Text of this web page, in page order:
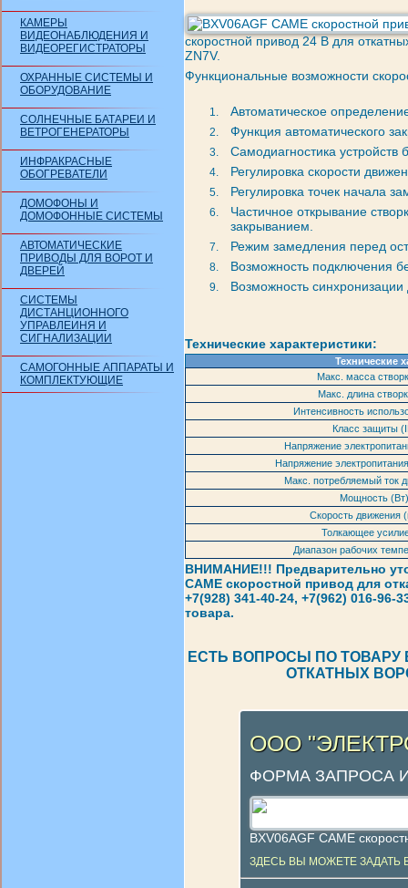
КАМЕРЫ
ВИДЕОНАБЛЮДЕНИЯ И
ВИДЕОРЕГИСТРАТОРЫ
ОХРАННЫЕ СИСТЕМЫ И
ОБОРУДОВАНИЕ
СОЛНЕЧНЫЕ БАТАРЕИ И
ВЕТРОГЕНЕРАТОРЫ
ИНФРАКРАСНЫЕ
ОБОГРЕВАТЕЛИ
ДОМОФОНЫ И
ДОМОФОННЫЕ СИСТЕМЫ
АВТОМАТИЧЕСКИЕ
ПРИВОДЫ ДЛЯ ВОРОТ И
ДВЕРЕЙ
СИСТЕМЫ
ДИСТАНЦИОННОГО
УПРАВЛЕИНЯ И
СИГНАЛИЗАЦИИ
САМОГОННЫЕ АППАРАТЫ И
КОМПЛЕКТУЮЩИЕ
скоростной привод 24 В для
ZN7V.
Функциональные возможности
Автоматическое
Функция автоматического
Самодиагностика устройств
Регулировка скорости
Регулировка точек начала
Частичное открывание
закрыванием.
Режим замедления перед
Возможность подключения
Возможность синхронизации
Технические характеристики:
Технические
Макс. масса
Макс. длина
Интенсивность
Класс защиты
Напряжение
Напряжение
Макс. потребляемый ток
Мощность (Вт)
Скорость движения
Толкающее
Диапазон рабочих
ВНИМАНИЕ!!! Предварительно
CAME скоростной привод для
+7(928) 341-40-24, +7(962) 016-
товара.
ЕСТЬ ВОПРОСЫ ПО ТОВАРУ
ОТКАТНЫХ
ООО
ФОРМА ЗАПРОСА
BXV06AGF CAME
ЗДЕСЬ ВЫ МОЖЕТЕ ЗАДАТЬ